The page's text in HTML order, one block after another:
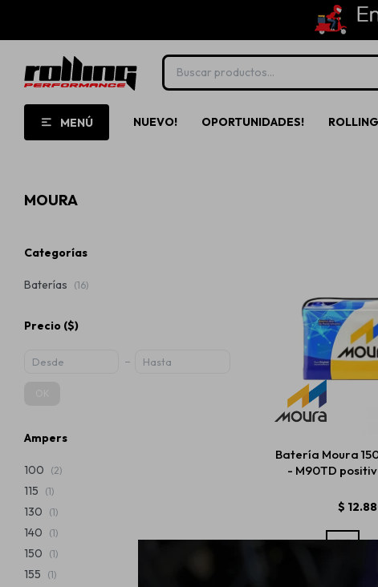
MENÚ NUEVO! OPORTUNIDADES!
MOURA
Batería Moura
- M90TD
$
Categorías
Baterías (16)
Precio ($)
Ampers
100 (2)
115 (1)
130 (1)
140 (1)
150 (1)
155 (1)